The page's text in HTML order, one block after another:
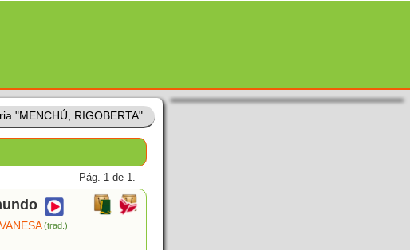
"MENCHÚ, RIGOBERTA"
Pág. 1 de 1.
(trad.)